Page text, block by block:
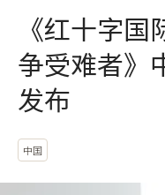
《红十字
争受难者》
发布
中国